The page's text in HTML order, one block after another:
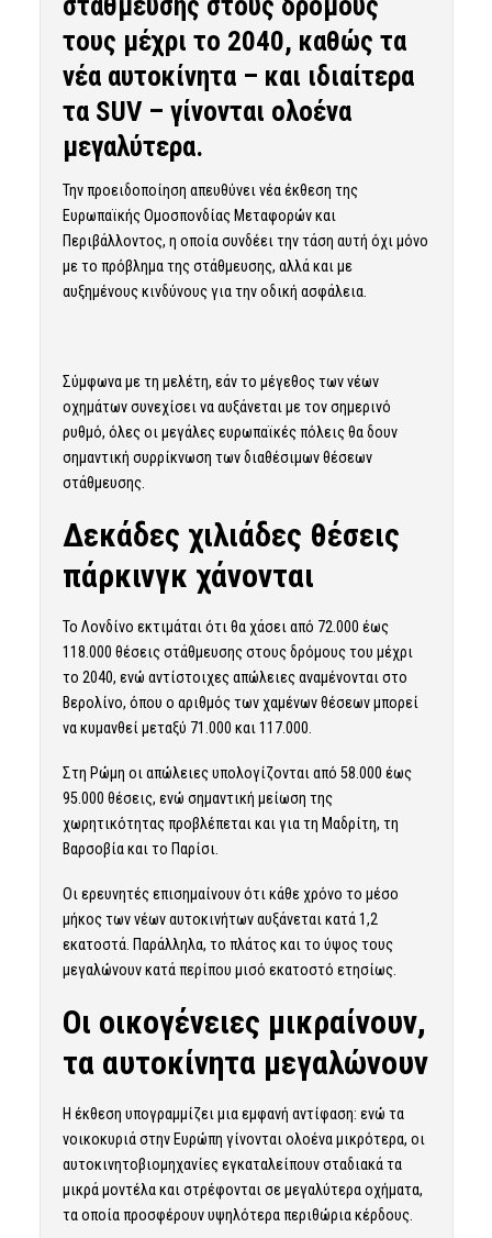
τους μέχρι το 2040, καθώς τα
νέα αυτοκίνητα – και ιδιαίτερα
τα SUV – γίνονται ολοένα
μεγαλύτερα.
Την προειδοποίηση απευθύνει νέα έκθεση της
Ευρωπαϊκής Ομοσπονδίας Μεταφορών και
Περιβάλλοντος, η οποία συνδέει την τάση αυτή όχι μόνο
με το πρόβλημα της στάθμευσης, αλλά και με
αυξημένους κινδύνους για την οδική ασφάλεια.
Σύμφωνα με τη μελέτη, εάν το μέγεθος των νέων
οχημάτων συνεχίσει να αυξάνεται με τον σημερινό
ρυθμό, όλες οι μεγάλες ευρωπαϊκές πόλεις θα δουν
σημαντική συρρίκνωση των διαθέσιμων θέσεων
στάθμευσης.
Δεκάδες χιλιάδες θέσεις
πάρκινγκ χάνονται
Το Λονδίνο εκτιμάται ότι θα χάσει από 72.000 έως
118.000 θέσεις στάθμευσης στους δρόμους του μέχρι
το 2040, ενώ αντίστοιχες απώλειες αναμένονται στο
Βερολίνο, όπου ο αριθμός των χαμένων θέσεων μπορεί
να κυμανθεί μεταξύ 71.000 και 117.000.
Στη Ρώμη οι απώλειες υπολογίζονται από 58.000 έως
95.000 θέσεις, ενώ σημαντική μείωση της
χωρητικότητας προβλέπεται και για τη Μαδρίτη, τη
Βαρσοβία και το Παρίσι.
Οι ερευνητές επισημαίνουν ότι κάθε χρόνο το μέσο
μήκος των νέων αυτοκινήτων αυξάνεται κατά 1,2
εκατοστά. Παράλληλα, το πλάτος και το ύψος τους
μεγαλώνουν κατά περίπου μισό εκατοστό ετησίως.
Οι οικογένειες μικραίνουν,
τα αυτοκίνητα μεγαλώνουν
Η έκθεση υπογραμμίζει μια εμφανή αντίφαση: ενώ τα
νοικοκυριά στην Ευρώπη γίνονται ολοένα μικρότερα, οι
αυτοκινητοβιομηχανίες εγκαταλείπουν σταδιακά τα
μικρά μοντέλα και στρέφονται σε μεγαλύτερα οχήματα,
τα οποία προσφέρουν υψηλότερα περιθώρια κέρδους.